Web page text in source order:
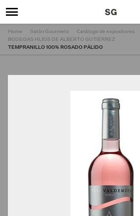
Home Salón Gourmets
Catálogo de expositores
BODEGAS HIJOS DE ALBERTO GUTIÉRREZ
TEMPRANILLO 100% ROSADO PÁLIDO